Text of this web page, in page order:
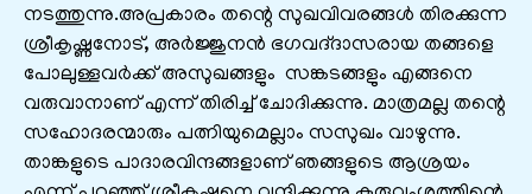
നടത്തുന്നു.അപ്രകാരം തന്റെ സുഖവിവരങ്ങള്‍ തിരക്കുന്ന
ശ്രീകൃഷ്ണനോട്‌, അര്‍ജ്ജുനന്‍ ഭഗവദ്‌ദാസരായ തങ്ങളെ
പോലുള്ളവര്‍ക്ക്‌ അസുഖങ്ങളും സങ്കടങ്ങളും എങ്ങനെ
വരുവാനാണ്‌ എന്ന് തിരിച്ച്‌ ചോദിക്കുന്നു. മാത്രമല്ല തന്റെ
സഹോദരന്മാരും പത്നിയുമെല്ലാം സസുഖം വാഴുന്നു.
താങ്കളുടെ പാദാരവിന്ദങ്ങളാണ്‌ ഞങ്ങളുടെ ആശ്രയം